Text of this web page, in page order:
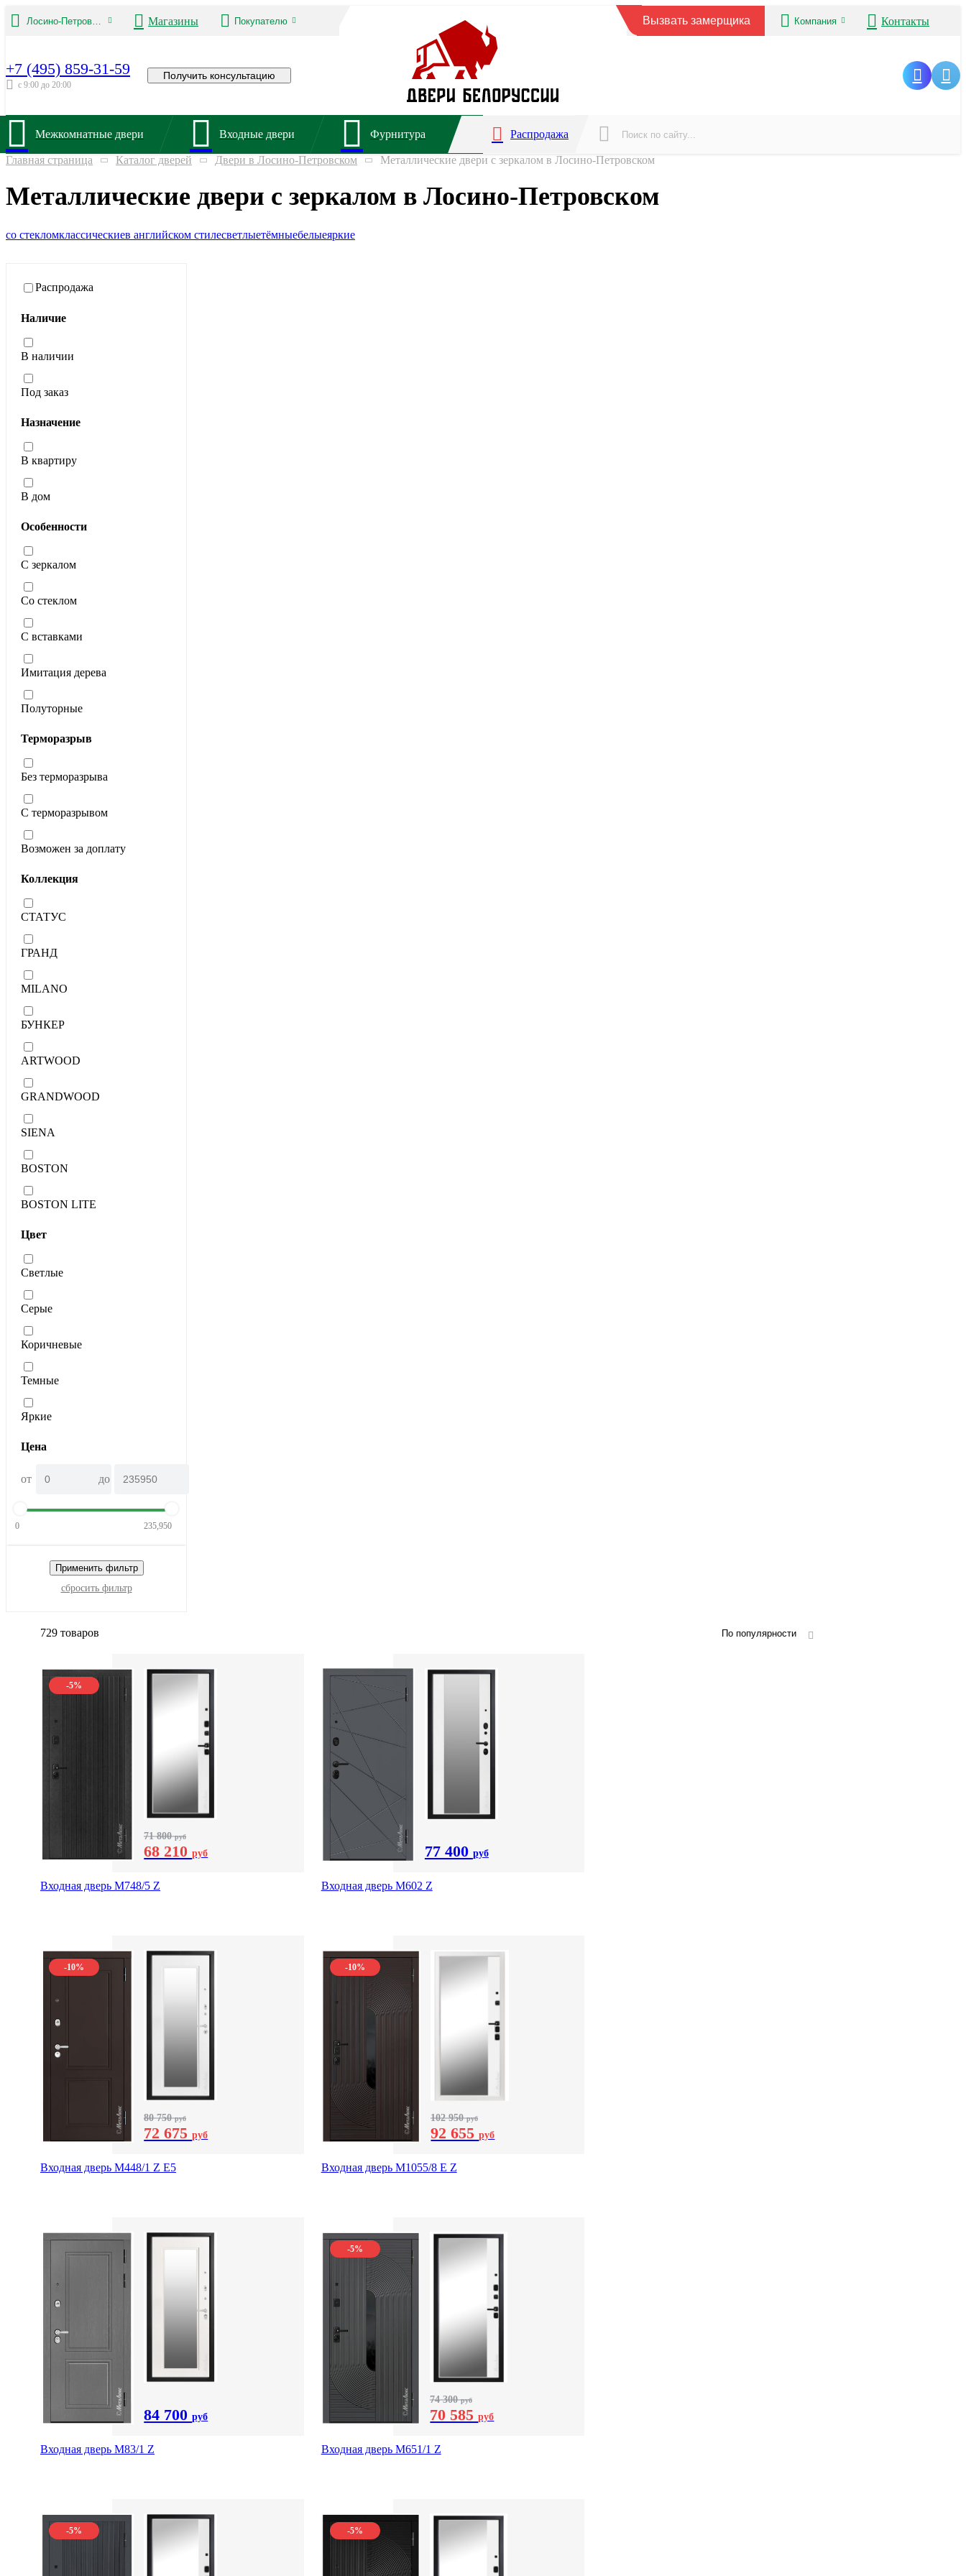
Лосино-Петровский Магазины Покупателю Вызвать замерщика Компания Контакты
+7 (495) 859-31-59
с 9:00 до 20:00
Получить консультацию
Межкомнатные двери Входные двери Фурнитура Распродажа
Главная страница Каталог дверей Двери в Лосино-Петровском Металлические двери с зеркалом в Лосино-Петровском
Металлические двери с зеркалом в Лосино-Петровском
со стекломклассическиев английском стилесветлыетёмныебелыеяркие
Распродажа
Наличие
В наличии
Под заказ
Назначение
В квартиру
В дом
Особенности
С зеркалом
Со стеклом
С вставками
Имитация дерева
Полуторные
Терморазрыв
Без терморазрыва
С терморазрывом
Возможен за доплату
Коллекция
СТАТУС
ГРАНД
MILANO
БУНКЕР
ARTWOOD
GRANDWOOD
SIENA
BOSTON
BOSTON LITE
Цвет
Светлые
Серые
Коричневые
Темные
Яркие
Цена
от до
0 235,950
Применить фильтр
сбросить фильтр
729 товаров По популярности
-5%
71 800руб
68 210руб
Входная дверь М748/5 Z
77 400 руб
Входная дверь М602 Z
-10%
80 750руб
72 675руб
Входная дверь М448/1 Z Е5
-10%
102 950руб
92 655руб
Входная дверь М1055/8 Е Z
84 700руб
Входная дверь M83/1 Z
-5%
74 300руб
70 585руб
Входная дверь М651/1 Z
-5% -5%